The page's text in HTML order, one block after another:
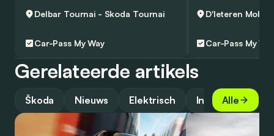
Delbar Tournai - Skoda Tournai
Car-Pass My Way Car-Pass My
Gerelateerde artikels
Škoda Nieuws Elektrisch Industrie
Alle